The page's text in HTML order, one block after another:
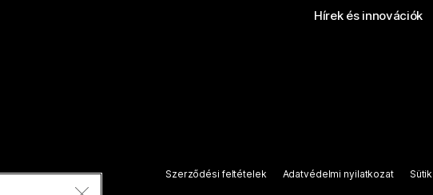
Hírek és innovációk
Szerződési feltételek Adatvédelmi nyilatkozat Sütik